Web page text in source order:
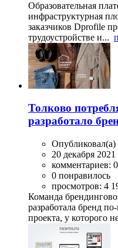
Образовательная
инфраструктурная
заказчиков Dprofile
трудоустройстве и...
Толково
разработало
Опубликовал(а)
20 декабря 2021
комментариев: 0
0 понравилось
просмотров: 4
Команда
разработала бренд
проекта, у которого